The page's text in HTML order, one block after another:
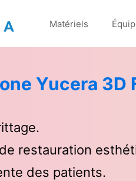
Matériels
Yucera 3D
restauration
des patients.